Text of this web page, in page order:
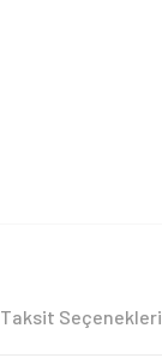
Taksit Seçenekleri